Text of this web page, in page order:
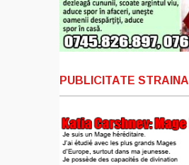
PUBLICITATE STRAINA